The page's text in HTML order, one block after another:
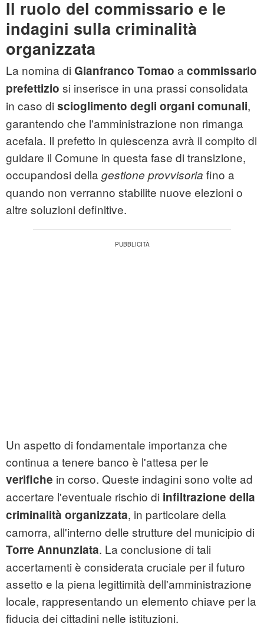
Il ruolo del commissario e le
indagini sulla criminalità
organizzata
La nomina di Gianfranco Tomao a commissario
prefettizio si inserisce in una prassi consolidata
in caso di scioglimento degli organi comunali,
garantendo che l'amministrazione non rimanga
acefala. Il prefetto in quiescenza avrà il compito di
guidare il Comune in questa fase di transizione,
occupandosi della gestione provvisoria fino a
quando non verranno stabilite nuove elezioni o
altre soluzioni definitive.
Un aspetto di fondamentale importanza che
continua a tenere banco è l'attesa per le
verifiche in corso. Queste indagini sono volte ad
accertare l'eventuale rischio di infiltrazione della
criminalità organizzata, in particolare della
camorra, all'interno delle strutture del municipio di
Torre Annunziata. La conclusione di tali
accertamenti è considerata cruciale per il futuro
assetto e la piena legittimità dell'amministrazione
locale, rappresentando un elemento chiave per la
fiducia dei cittadini nelle istituzioni.